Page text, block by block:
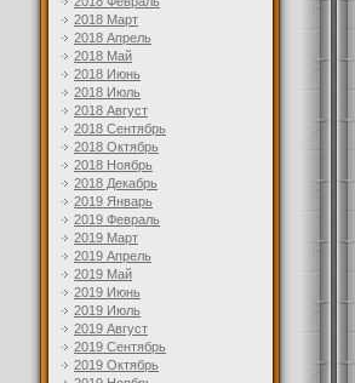
2018 Март
2018 Апрель
2018 Май
2018 Июнь
2018 Июль
2018 Август
2018 Сентябрь
2018 Октябрь
2018 Ноябрь
2018 Декабрь
2019 Январь
2019 Февраль
2019 Март
2019 Апрель
2019 Май
2019 Июнь
2019 Июль
2019 Август
2019 Сентябрь
2019 Октябрь